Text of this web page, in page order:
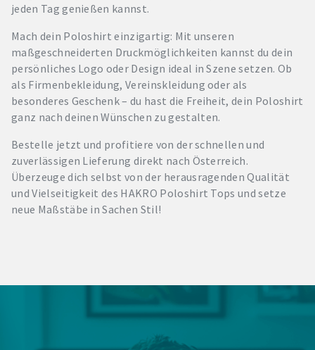
jeden Tag genießen kannst.
Mach dein Poloshirt einzigartig: Mit unseren
maßgeschneiderten Druckmöglichkeiten kannst du dein
persönliches Logo oder Design ideal in Szene setzen. Ob
als Firmenbekleidung, Vereinskleidung oder als
besonderes Geschenk – du hast die Freiheit, dein Poloshirt
ganz nach deinen Wünschen zu gestalten.
Bestelle jetzt und profitiere von der schnellen und
zuverlässigen Lieferung direkt nach Österreich.
Überzeuge dich selbst von der herausragenden Qualität
und Vielseitigkeit des HAKRO Poloshirt Tops und setze
neue Maßstäbe in Sachen Stil!